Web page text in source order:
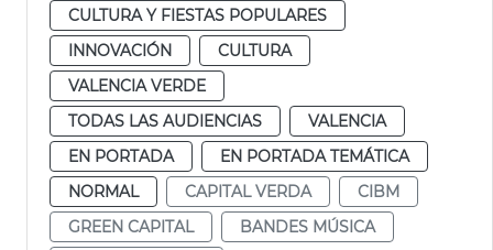
CULTURA Y FIESTAS POPULARES
INNOVACIÓN
CULTURA
VALENCIA VERDE
TODAS LAS AUDIENCIAS
VALENCIA
EN PORTADA
EN PORTADA TEMÁTICA
NORMAL
CAPITAL VERDA
CIBM
GREEN CAPITAL
BANDES MÚSICA